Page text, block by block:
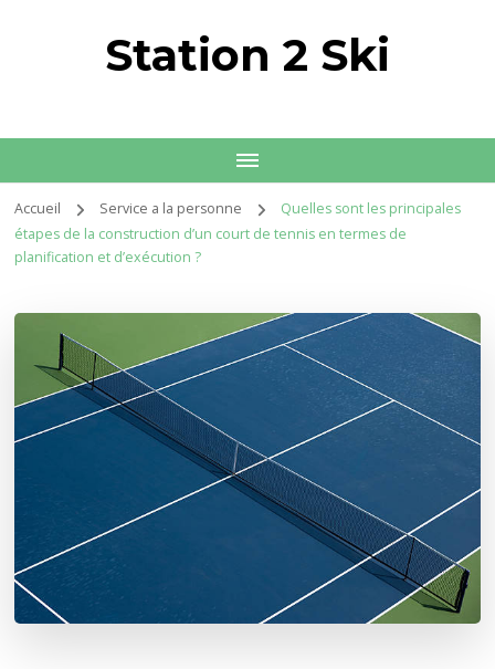
Station 2 Ski
Accueil Service a la personne
Quelles sont les principales
étapes de la construction d’un court de tennis en termes de
planification et d’exécution ?